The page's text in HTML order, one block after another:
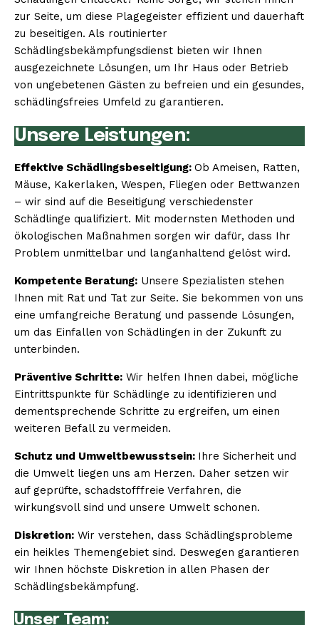
zur Seite, um diese Plagegeister effizient und dauerhaft
zu beseitigen. Als routinierter
Schädlingsbekämpfungsdienst bieten wir Ihnen
ausgezeichnete Lösungen, um Ihr Haus oder Betrieb
von ungebetenen Gästen zu befreien und ein gesundes,
schädlingsfreies Umfeld zu garantieren.
Unsere Leistungen:
Effektive Schädlingsbeseitigung: Ob Ameisen, Ratten,
Mäuse, Kakerlaken, Wespen, Fliegen oder Bettwanzen
– wir sind auf die Beseitigung verschiedenster
Schädlinge qualifiziert. Mit modernsten Methoden und
ökologischen Maßnahmen sorgen wir dafür, dass Ihr
Problem unmittelbar und langanhaltend gelöst wird.
Kompetente Beratung: Unsere Spezialisten stehen
Ihnen mit Rat und Tat zur Seite. Sie bekommen von uns
eine umfangreiche Beratung und passende Lösungen,
um das Einfallen von Schädlingen in der Zukunft zu
unterbinden.
Präventive Schritte: Wir helfen Ihnen dabei, mögliche
Eintrittspunkte für Schädlinge zu identifizieren und
dementsprechende Schritte zu ergreifen, um einen
weiteren Befall zu vermeiden.
Schutz und Umweltbewusstsein: Ihre Sicherheit und
die Umwelt liegen uns am Herzen. Daher setzen wir
auf geprüfte, schadstofffreie Verfahren, die
wirkungsvoll sind und unsere Umwelt schonen.
Diskretion: Wir verstehen, dass Schädlingsprobleme
ein heikles Themengebiet sind. Deswegen garantieren
wir Ihnen höchste Diskretion in allen Phasen der
Schädlingsbekämpfung.
Unser Team: